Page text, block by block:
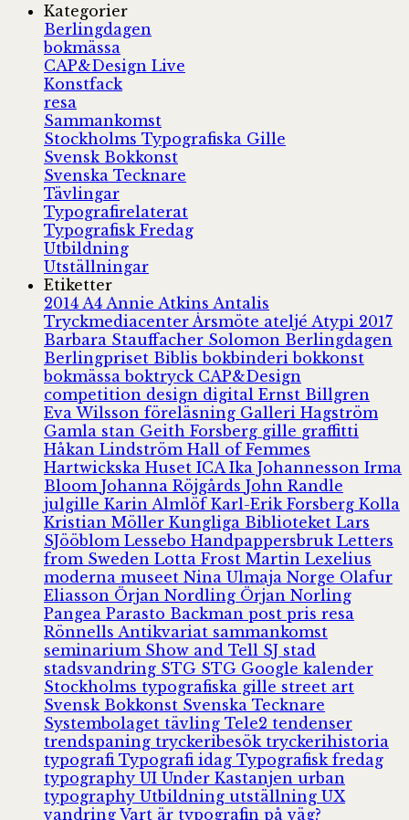
Kategorier
Berlingdagen
bokmässa
CAP&Design Live
Konstfack
resa
Sammankomst
Stockholms Typografiska Gille
Svensk Bokkonst
Svenska Tecknare
Tävlingar
Typografirelaterat
Typografisk Fredag
Utbildning
Utställningar
Etiketter
2014 A4 Annie Atkins Antalis
Tryckmediacenter Årsmöte ateljé Atypi 2017
Barbara Stauffacher Solomon Berlingdagen
Berlingpriset Biblisbokbinderibokkonst
bokmässaboktryck CAP&Design
competition design digital Ernst Billgren
Eva Wilsson föreläsning Galleri Hagström
Gamla stan Geith Forsberg gille graffitti
Håkan Lindström Hall of Femmes
Hartwickska Huset ICA Ika Johannesson Irma
Bloom Johanna Röjgårds John Randle
julgille Karin Almlöf Karl-Erik Forsberg Kolla
Kristian Möller Kungliga Biblioteket Lars
SJööblom Lessebo Handpappersbruk Letters
from Sweden Lotta Frost Martin Lexelius
moderna museet Nina Ulmaja Norge Olafur
Eliasson Örjan Nordling Örjan Norling
Pangea Parasto Backman post pris resa
Rönnells Antikvariat sammankomst
seminarium Show and Tell SJ stad
stadsvandring STG STG Google kalender
Stockholms typografiska gille street art
Svensk Bokkonst Svenska Tecknare
Systembolaget tävling Tele2 tendenser
trendspaning tryckeribesök tryckerihistoria
typografi Typografi idag Typografisk fredag
typography UI Under Kastanjen urban
typography Utbildning utställning UX
vandring Vart är typografin på väg?